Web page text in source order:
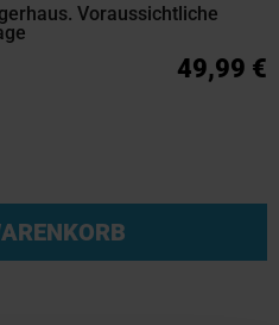
Voraussichtliche
49,99 €